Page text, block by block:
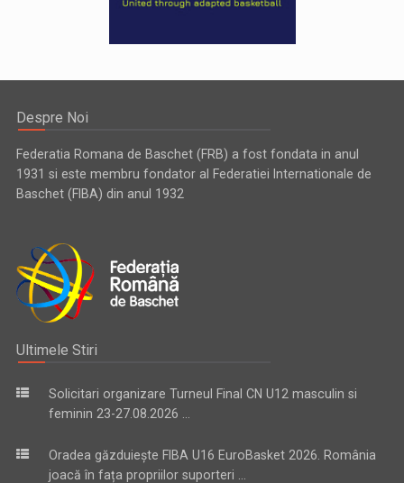
Despre Noi
Federatia Romana de Baschet (FRB) a fost fondata in anul
1931 si este membru fondator al Federatiei Internationale de
Baschet (FIBA) din anul 1932
Ultimele Stiri
Solicitari organizare Turneul Final CN U12 masculin si
feminin 23-27.08.2026 ...
Oradea găzduiește FIBA U16 EuroBasket 2026. România
joacă în fața propriilor suporteri ...